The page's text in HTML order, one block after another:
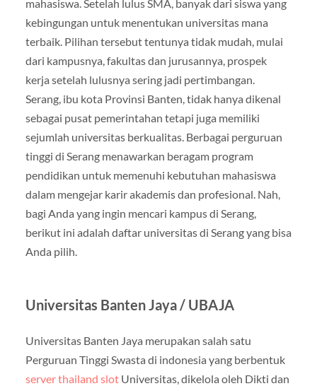
mahasiswa. Setelah lulus SMA, banyak dari siswa yang
kebingungan untuk menentukan universitas mana
terbaik. Pilihan tersebut tentunya tidak mudah, mulai
dari kampusnya, fakultas dan jurusannya, prospek
kerja setelah lulusnya sering jadi pertimbangan.
Serang, ibu kota Provinsi Banten, tidak hanya dikenal
sebagai pusat pemerintahan tetapi juga memiliki
sejumlah universitas berkualitas. Berbagai perguruan
tinggi di Serang menawarkan beragam program
pendidikan untuk memenuhi kebutuhan mahasiswa
dalam mengejar karir akademis dan profesional. Nah,
bagi Anda yang ingin mencari kampus di Serang,
berikut ini adalah daftar universitas di Serang yang bisa
Anda pilih.
Universitas Banten Jaya / UBAJA
Universitas Banten Jaya merupakan salah satu
Perguruan Tinggi Swasta di indonesia yang berbentuk
server thailand slotUniversitas, dikelola oleh Dikti dan